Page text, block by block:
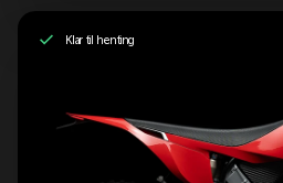
Klar til henting